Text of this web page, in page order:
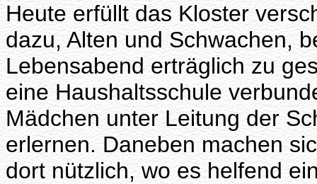
Heute erfüllt das Kloster
dazu, Alten und Schwachen,
Lebensabend erträglich zu
eine Haushaltsschule
Mädchen unter Leitung der
erlernen. Daneben machen
dort nützlich, wo es helfend